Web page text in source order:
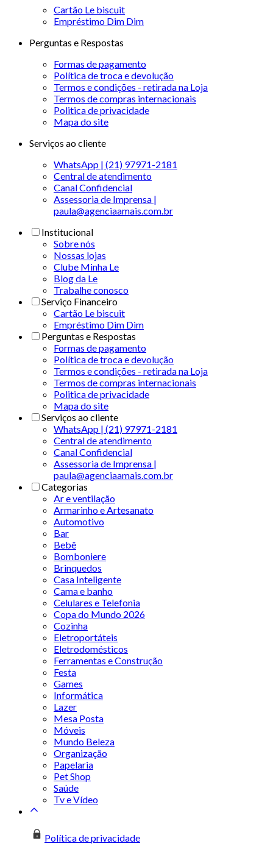
Cartão Le biscuit
Empréstimo Dim Dim
Perguntas e Respostas
Formas de pagamento
Política de troca e devolução
Termos e condições - retirada na Loja
Termos de compras internacionais
Politica de privacidade
Mapa do site
Serviços ao cliente
WhatsApp | (21) 97971-2181
Central de atendimento
Canal Confidencial
Assessoria de Imprensa |
paula@agenciaamais.com.br
Institucional
Sobre nós
Nossas lojas
Clube Minha Le
Blog da Le
Trabalhe conosco
Serviço Financeiro
Cartão Le biscuit
Empréstimo Dim Dim
Perguntas e Respostas
Formas de pagamento
Política de troca e devolução
Termos e condições - retirada na Loja
Termos de compras internacionais
Politica de privacidade
Mapa do site
Serviços ao cliente
WhatsApp | (21) 97971-2181
Central de atendimento
Canal Confidencial
Assessoria de Imprensa |
paula@agenciaamais.com.br
Categorias
Ar e ventilação
Armarinho e Artesanato
Automotivo
Bar
Bebê
Bomboniere
Brinquedos
Casa Inteligente
Cama e banho
Celulares e Telefonia
Copa do Mundo 2026
Cozinha
Eletroportáteis
Eletrodomésticos
Ferramentas e Construção
Festa
Games
Informática
Lazer
Mesa Posta
Móveis
Mundo Beleza
Organização
Papelaria
Pet Shop
Saúde
Tv e Vídeo
Política de privacidade